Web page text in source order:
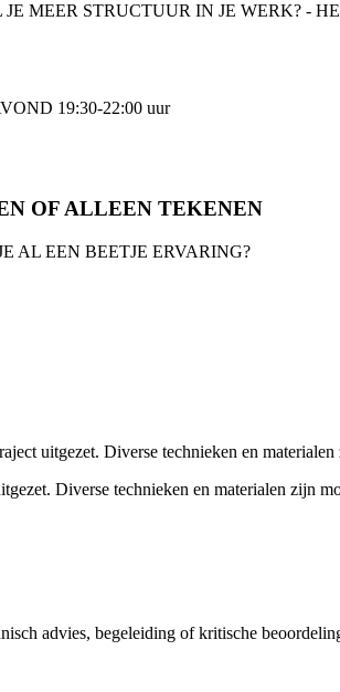
MEER STRUCTUUR IN JE WERK? -
19:30-22:00 uur
OF ALLEEN TEKENEN
AL EEN BEETJE ERVARING?
uitgezet. Diverse technieken en
Diverse technieken en materialen zijn
advies, begeleiding of kritische